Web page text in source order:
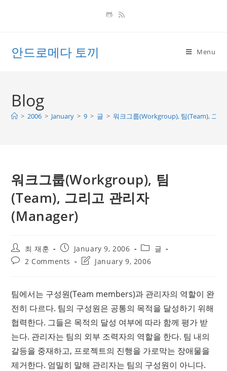
안드로메다 토끼 Menu
Blog
> 2006 > January > 9 > 글 > 워크그룹(Workgroup), 팀(Team), 그
워크그룹(Workgroup), 팀
(Team), 그리고 관리자
(Manager)
Post
author:
최 재훈
Post
published:
January 9, 2006
Post
category:
글
Post2 Comments
PostJanuary 9, 2006
팀에서는 구성원(Team members)과 관리자의 역할이 완
전히 다르다. 팀의 구성원은 공통의 목적을 달성하기 위해
협력한다. 그들은 목적의 달성 여부에 따라 함께 평가 받
는다. 관리자는 팀의 외부 조력자의 역할을 한다. 팀 내의
갈등을 중재하고, 프로젝트의 진행을 가로막는 장애물을
제거한다. 엄밀히 말해 관리자는 팀의 구성원이 아니다.